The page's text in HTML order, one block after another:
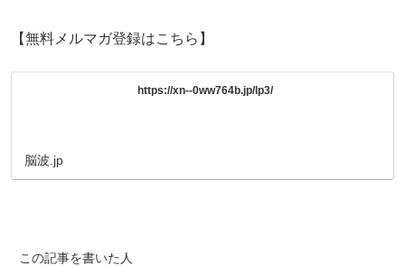
【無料メルマガ登録はこちら】
https://xn--0ww764b.jp/lp3/
脳波.jp
この記事を書いた人